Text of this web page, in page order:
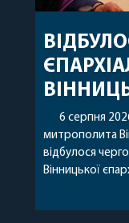
6 серпня
митрополита
відбулося
Вінницької
секретар